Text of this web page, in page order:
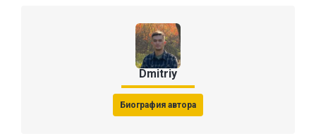
Dmitriy
Биография автора